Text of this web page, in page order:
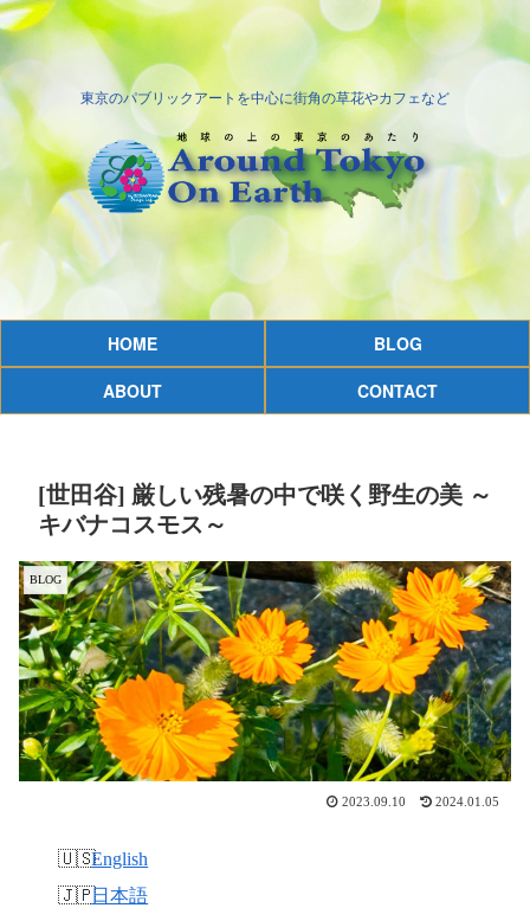
東京のパブリックアートを中心に街角の草花やカフェなど
HOME
BLOG
ABOUT
CONTACT
[世田谷] 厳しい残暑の中で咲く野生の美 ～
キバナコスモス～
BLOG
2023.09.10 2024.01.05
English
日本語